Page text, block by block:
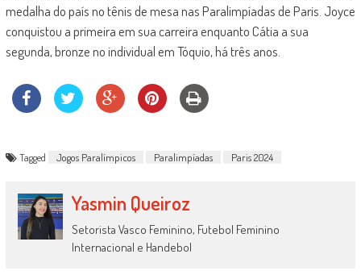
medalha do país no tênis de mesa nas Paralimpíadas de Paris. Joyce
conquistou a primeira em sua carreira enquanto Cátia a sua
segunda, bronze no individual em Tóquio, há três anos.
Tagged Jogos Paralímpicos Paralimpíadas Paris 2024
Yasmin Queiroz
Setorista Vasco Feminino, Futebol Feminino
Internacional e Handebol